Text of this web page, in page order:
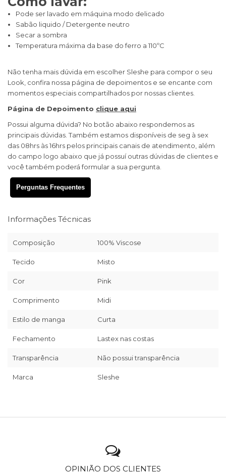
Pode ser lavado em máquina modo delicado
Sabão liquido / Detergente neutro
Secar a sombra
Temperatura máxima da base do ferro a 110ºC
Não tenha mais dúvida em escolher Sleshe para compor o seu
Look, confira nossa página de depoimentos e se encante com
momentos especiais compartilhados por nossas clientes.
Página de Depoimento clique aqui
Possui alguma dúvida? No botão abaixo respondemos as
principais dúvidas. Também estamos disponíveis de seg à sex
das 08hrs às 16hrs pelos principais canais de atendimento, além
do campo logo abaixo que já possuí outras dúvidas de clientes e
você também poderá formular a sua pergunta.
Perguntas Frequentes
Informações Técnicas
Composição 100% Viscose
Tecido Misto
Cor Pink
Comprimento Midi
Estilo de manga Curta
Fechamento Lastex nas costas
Transparência Não possui transparência
Marca Sleshe
OPINIÃO DOS CLIENTES